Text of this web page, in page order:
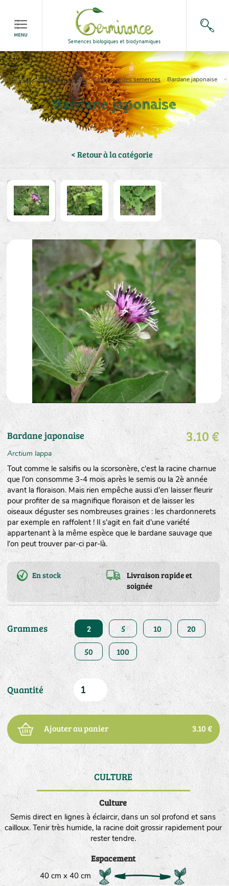
Accueil>Boutique en ligne>Catalogue des semences>Bardane japonaise
Bardane japonaise
< Retour à la catégorie
Bardane japonaise
Arctium lappa
3.10 €
Tout comme le salsifis ou la scorsonère, c'est la racine charnue
que l'on consomme 3-4 mois après le semis ou la 2è année
avant la floraison. Mais rien empêche aussi d'en laisser fleurir
pour profiter de sa magnifique floraison et de laisser les
oiseaux déguster ses nombreuses graines : les chardonnerets
par exemple en raffolent ! Il s'agit en fait d'une variété
appartenant à la même espèce que le bardane sauvage que
l'on peut trouver par-ci par-là.
En stock
Livraison rapide et
soignée
Grammes 2 5 10 20
50 100
Quantité
Ajouter au panier 3.10 €
CULTURE
Culture
Semis direct en lignes à éclaircir, dans un sol profond et sans
cailloux. Tenir très humide, la racine doit grossir rapidement pour
rester tendre.
Espacement
40 cm x 40 cm